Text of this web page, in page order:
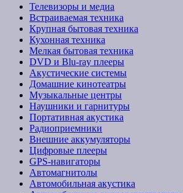
Телевизоры и медиа
Встраиваемая техника
Крупная бытовая техника
Кухонная техника
Мелкая бытовая техника
DVD и Blu-ray плееры
Акустические системы
Домашние кинотеатры
Музыкальные центры
Наушники и гарнитуры
Портативная акустика
Радиоприемники
Внешние аккумуляторы
Цифровые плееры
GPS-навигаторы
Автомагнитолы
Автомобильная акустика